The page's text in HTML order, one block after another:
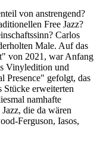
von anstrengend?
Free Jazz?
Carlos
Male. Auf das
von 2021, war Anfang
Vinyledition und
Presence" gefolgt, das
Stücke erweiterten
namhafte
die da wären
Ferguson, Iasos,